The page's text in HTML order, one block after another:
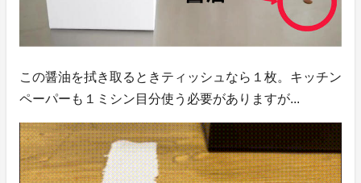
この醤油を拭き取るときティッシュなら１枚。キッチン
ペーパーも１ミシン目分使う必要がありますが...